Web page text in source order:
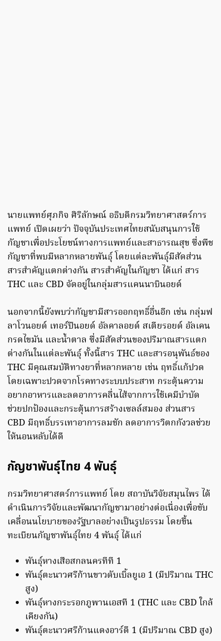
นายแพทย์ศุภกิจ ศิริลักษณ์ อธิบดีกรมวิทยาศาสตร์การ
แพทย์ เปิดเผยว่า ปัจจุบันประเทศไทยสนับสนุนการใช้
กัญชาเพื่อประโยชน์ทางการแพทย์และสาธารณสุข ซึ่งพืช
กัญชาที่พบมีหลากหลายพันธุ์ โดยแต่ละพันธุ์มีสัดส่วน
สารสำคัญแตกต่างกัน สารสำคัญในกัญชา ได้แก่ สาร
THC และ CBD จัดอยู่ในกลุ่มสารแคนนาบินอยด์
นอกจากนี้ยังพบว่ากัญชามีสารออกฤทธิ์อื่นอีก เช่น กลุ่มฟ
ลาโวนอยด์ เทอร์ปีนอยด์ อัลคาลอยด์ สเตียรอยด์ อัลเคน
กรดไขมัน และน้ำตาล ซึ่งมีสัดส่วนของปริมาณสารแตก
ต่างกันในแต่ละพันธุ์ ทั้งนี้สาร THC และสารอนุพันธ์ของ
THC มีคุณสมบัติทางยาที่หลากหลาย เช่น ฤทธิ์แก้ปวด
โดยเฉพาะปวดจากโรคทางระบบประสาท กระตุ้นความ
อยากอาหารและลดอาการคลื่นไส้จากการใช้เคมีบำบัด
ช่วยปกป้องและกระตุ้นการสร้างเซลล์สมอง ส่วนสาร
CBD มีฤทธิ์บรรเทาอาการลมชัก ลดอาการวิตกกังวลช่วย
ให้นอนหลับได้ดี
กัญชาพันธุ์ไทย 4 พันธุ์
กรมวิทยาศาสตร์การแพทย์ โดย สถาบันวิจัยสมุนไพร ได้
ดำเนินการวิจัยและพัฒนากัญชามาอย่างต่อเนื่องเพื่อขับ
เคลื่อนนโยบายของรัฐบาลอย่างเป็นรูปธรรม โดยขึ้น
ทะเบียนกัญชาพันธุ์ไทย 4 พันธุ์ ได้แก่
พันธุ์หางเสือสกลนครทีที 1
พันธุ์ตะนาวศรีก้านขาวดับเบิ้ลยูเอ 1 (มีปริมาณ THC
สูง)
พันธุ์หางกระรอกภูพานเอสที 1 (THC และ CBD ใกล้
เคียงกัน)
พันธุ์ตะนาวศรีก้านแดงอาร์ดี 1 (มีปริมาณ CBD สูง)